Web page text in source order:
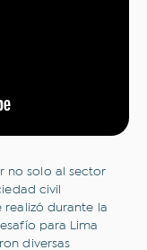
no solo al sector
civil
realizó durante la
para Lima
diversas